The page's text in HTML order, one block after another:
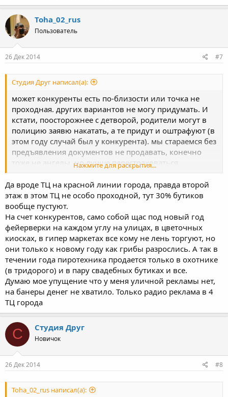
Toha_02_rus
Пользователь
26 Дек 2014 #7
Студия Друг написал(а):
может конкуренты есть по-близости или точка не
проходная. других вариантов не могу придумать. И
кстати, поосторожнее с детворой, родители могут в
полицию заявю накатать, а те придут и оштрафуют (в
этом году случай был у конкурента). мы стараемся без
предъявления документов не продавать, конечно
тоже не ангелы, но лучше перестраховаться.
никаких проблем, кому надо приведут.
Нажмите для раскрытия...
Да вроде ТЦ на красной линии города, правда второй
этаж в этом ТЦ не особо проходной, тут 30% бутиков
вообще пустуют.
На счет конкурентов, само собой щас под новый год
фейерверки на каждом углу на улицах, в цветочных
киосках, в гипер маркетах все кому не лень торгуют, но
они только к новому году как грибы разрослись. А так в
течении года пиротехника продается только в охотнике
(в тридорого) и в пару свадебных бутиках и все.
Думаю мое упущение что у меня уличной рекламы нет,
на банеры денег не хватило. Только радио реклама в 4
ТЦ города
С Студия Друг
Новичок
26 Дек 2014 #8
Toha_02_rus написал(а):